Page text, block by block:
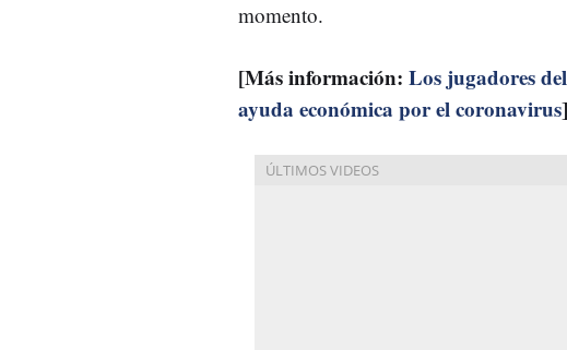
momento.
[Más información: Los jugadores
ayuda económica por el coronavirus]